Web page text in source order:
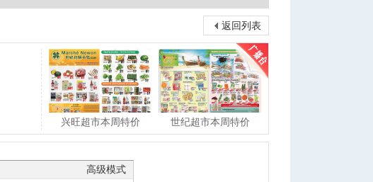
返回列表
兴旺超市本周特价 世纪超市本周特价
高级模式